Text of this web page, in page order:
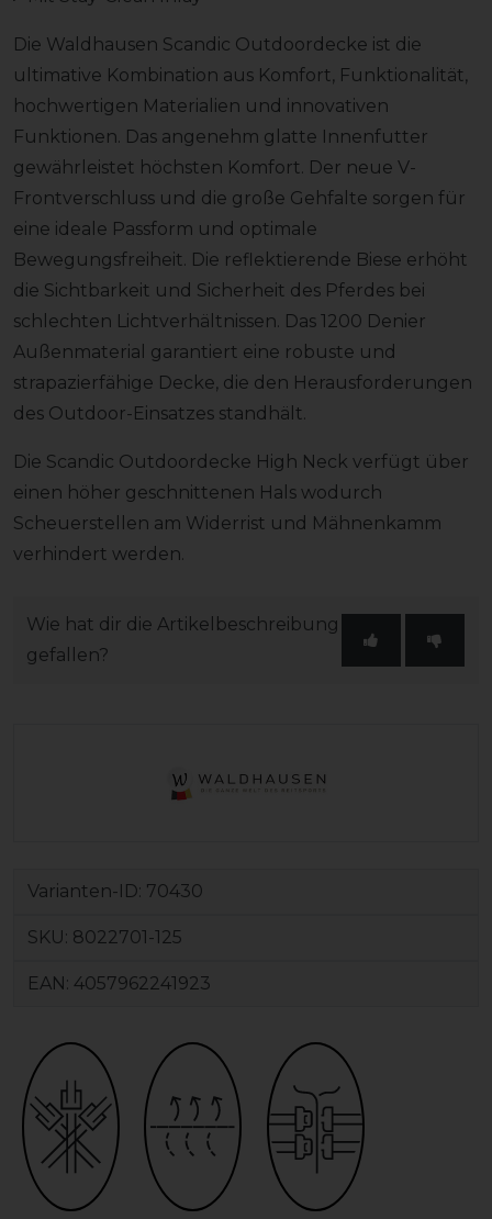
Die Waldhausen Scandic Outdoordecke ist die
ultimative Kombination aus Komfort, Funktionalität,
hochwertigen Materialien und innovativen
Funktionen. Das angenehm glatte Innenfutter
gewährleistet höchsten Komfort. Der neue V-
Frontverschluss und die große Gehfalte sorgen für
eine ideale Passform und optimale
Bewegungsfreiheit. Die reflektierende Biese erhöht
die Sichtbarkeit und Sicherheit des Pferdes bei
schlechten Lichtverhältnissen. Das 1200 Denier
Außenmaterial garantiert eine robuste und
strapazierfähige Decke, die den Herausforderungen
des Outdoor-Einsatzes standhält.
Die Scandic Outdoordecke High Neck verfügt über
einen höher geschnittenen Hals wodurch
Scheuerstellen am Widerrist und Mähnenkamm
verhindert werden.
Wie hat dir die Artikelbeschreibung
gefallen?
Varianten-ID: 70430
SKU: 8022701-125
EAN: 4057962241923